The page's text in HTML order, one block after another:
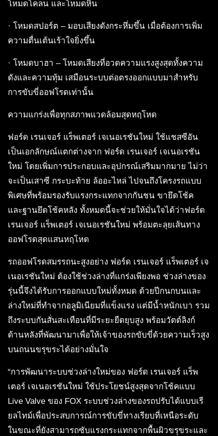
โหมดโคลน และโหมดหิน
· โหมดสปอร์ต – มอบเสียงดังกระหึ่มขึ้น เมื่อต้องการเพิ่ม
ความตื่นเต้นเร้าใจยิ่งขึ้น
· โหมดบาฮา – โหมดเสียงที่อวดความแรงสูงสุดทั้งความ
ดังและความทุ้ม เสมือนระบบต่อตรงออกแบบมาสำหรับ
การขับขี่ออฟโรดเท่านั้น
ความแกร่งเพื่อทุกสภาพแวดล้อมสุดหฤโหด
ฟอร์ด เรนเจอร์ แร็พเตอร์ เจเนอเรชันใหม่ ใช้แชสซีอัน
เป็นเอกลักษณ์แตกต่างจาก ฟอร์ด เรนเจอร์ เจเนอเรชัน
ใหม่ โดยเพิ่มการประกอบและอุปกรณ์เสริมมากมาย ไม่ว่า
จะเป็นเสาซี กระบะท้าย ล้ออะไหล่ ไปจนถึงโครงรถแบบ
พิเศษที่พร้อมรองรับแรงกระแทกจากกันชน ขายึดโช้ค
และฐานยึดโช้คหลัง ทั้งหมดนี้จะช่วยให้มั่นใจได้ว่าฟอร์ด
เรนเจอร์ แร็พเตอร์ เจเนอเรชันใหม่ พร้อมตะลุยเส้นทาง
ออฟโรดสุดแสนหฤโหด
รถออฟโรดสมรรถนะสูงอย่าง ฟอร์ด เรนเจอร์ แร็พเตอร์ เจ
เนอเรชันใหม่ ต้องใช้ช่วงล่างที่แกร่งเพียงพอ ช่วงล่างของ
รุ่นนี้จึงได้รับการออกแบบใหม่ทั้งหมด ด้วยปีกนกบนและ
ล่างใหม่ที่ทำจากอลูมิเนียมที่แข็งแรง แต่มีน้ำหนักเบา รวม
ถึงระบบกันสั่นสะเทือนที่มีระยะยืดยุบสูง พร้อมวัตต์ลิงก์
ด้านหลังที่พัฒนามาเพื่อให้เจ้าของรถขับขี่ด้วยความเร็วสูง
บนถนนขรุขระได้อย่างมั่นใจ
“การพัฒนาระบบช่วงล่างใหม่ของ ฟอร์ด เรนเจอร์ แร็พ
เตอร์ เจเนอเรชันใหม่ ใช้ประโยชน์สูงสุดจากโช้คแบบ
Live Valve ของ FOX ระบบช่วงล่างของรถปรับได้แบบเรี
ยลไทม์เพื่อประสบการณ์การขับขี่ทางเรียบที่เหนือระดับ
ในขณะที่ยังสามารถซับแรงกระแทกจากพื้นผิวขรุขระและ